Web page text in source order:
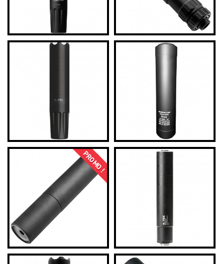
PROMO !